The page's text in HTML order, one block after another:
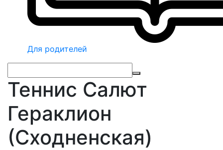
Для родителей
Теннис Салют
Гераклион
(Сходненская)